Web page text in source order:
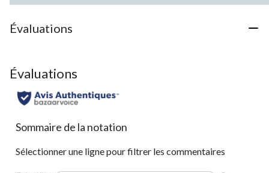
Évaluations
Évaluations
Sommaire de la notation
Sélectionner une ligne pour filtrer les commentaires